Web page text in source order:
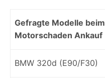
Gefragte Modelle beim
Motorschaden Ankauf
BMW 320d (E90/F30)